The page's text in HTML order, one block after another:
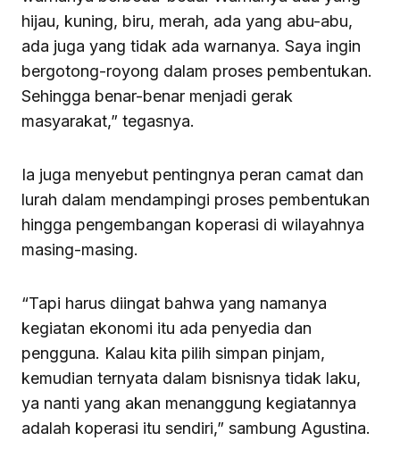
hijau, kuning, biru, merah, ada yang abu-abu,
ada juga yang tidak ada warnanya. Saya ingin
bergotong-royong dalam proses pembentukan.
Sehingga benar-benar menjadi gerak
masyarakat,” tegasnya.
Ia juga menyebut pentingnya peran camat dan
lurah dalam mendampingi proses pembentukan
hingga pengembangan koperasi di wilayahnya
masing-masing.
“Tapi harus diingat bahwa yang namanya
kegiatan ekonomi itu ada penyedia dan
pengguna. Kalau kita pilih simpan pinjam,
kemudian ternyata dalam bisnisnya tidak laku,
ya nanti yang akan menanggung kegiatannya
adalah koperasi itu sendiri,” sambung Agustina.